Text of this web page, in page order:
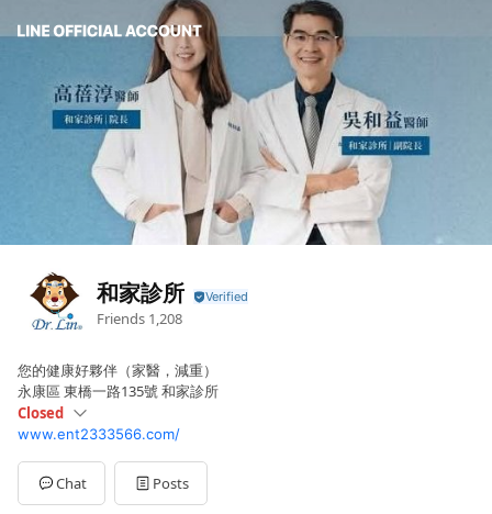
和家診所
Friends 1,208
您的健康好夥伴（家醫，減重）
永康區 東橋一路135號 和家診所
Closed
SunClosed
Mon08:30 - 12:00,17:00 - 20:30
Tue08:30 - 12:00,17:00 - 20:30
Wed08:30 - 12:00,17:00 - 20:30
www.ent2333566.com/
Chat Posts